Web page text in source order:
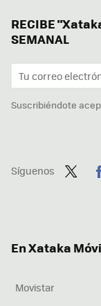
RECIBE
SEMANAL
Suscribiéndote
Síguenos
En Xataka
Movistar